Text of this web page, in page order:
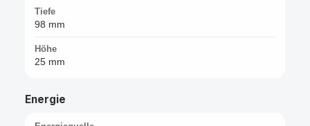
Tiefe
98 mm
Höhe
25 mm
Energie